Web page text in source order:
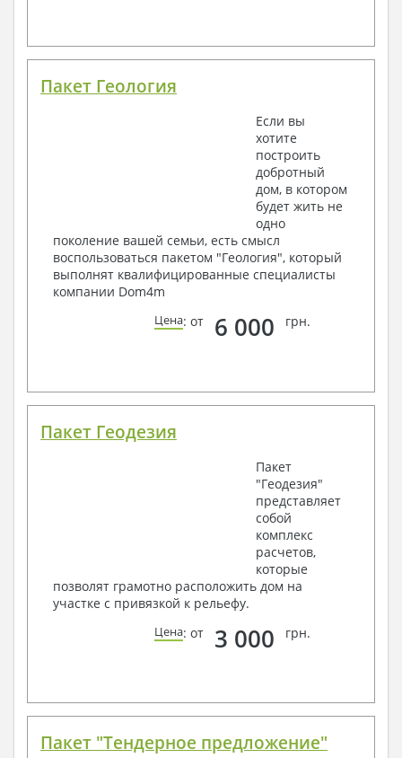
Пакет Геология
Если вы
хотите
построить
добротный
дом, в котором
будет жить не
одно
поколение вашей семьи, есть смысл
воспользоваться пакетом "Геология", который
выполнят квалифицированные специалисты
компании Dom4m
Цена: от 6 000 грн.
Пакет Геодезия
Пакет
"Геодезия"
представляет
собой
комплекс
расчетов,
которые
позволят грамотно расположить дом на
участке с привязкой к рельефу.
Цена: от 3 000 грн.
Пакет "Тендерное предложение"